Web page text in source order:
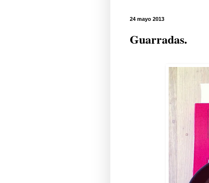
24 mayo 2013
Guarradas.